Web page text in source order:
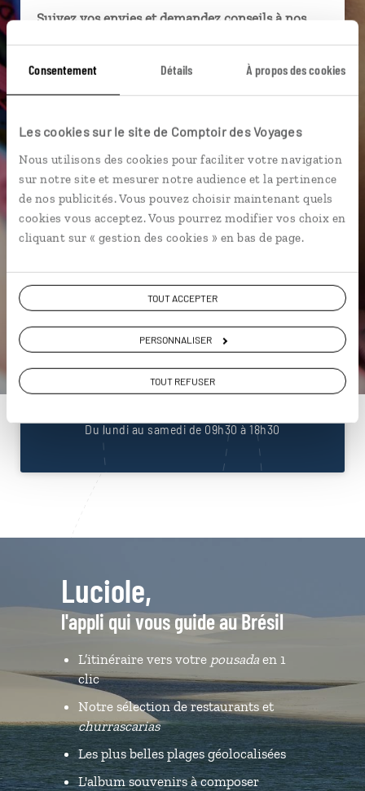
Consentement Détails À propos des cookies
Les cookies sur le site de Comptoir des Voyages
Nous utilisons des cookies pour faciliter votre navigation
sur notre site et mesurer notre audience et la pertinence
de nos publicités. Vous pouvez choisir maintenant quels
cookies vous acceptez. Vous pourrez modifier vos choix en
cliquant sur « gestion des cookies » en bas de page.
TOUT ACCEPTER
PERSONNALISER
TOUT REFUSER
Suivez vos envies et demandez conseils à nos
Ils sauront organiser votre itinéraire au plus
près de vos envies et de la réalité du pays.
connectés en agence, mais aussi par email ou
téléphone.
Vous gardez le même interlocuteur avant,
pendant et après votre voyage.
DEMANDER UN DEVIS
ou
Construisez votre voyage avec un spécialiste Brésil
01 86 95 65 07
Du lundi au samedi de 09h30 à 18h30
Luciole,
l'appli qui vous guide au Brésil
L’itinéraire vers votre pousada en 1
clic
Notre sélection de restaurants et
churrascarias
Les plus belles plages géolocalisées
L'album souvenirs à composer